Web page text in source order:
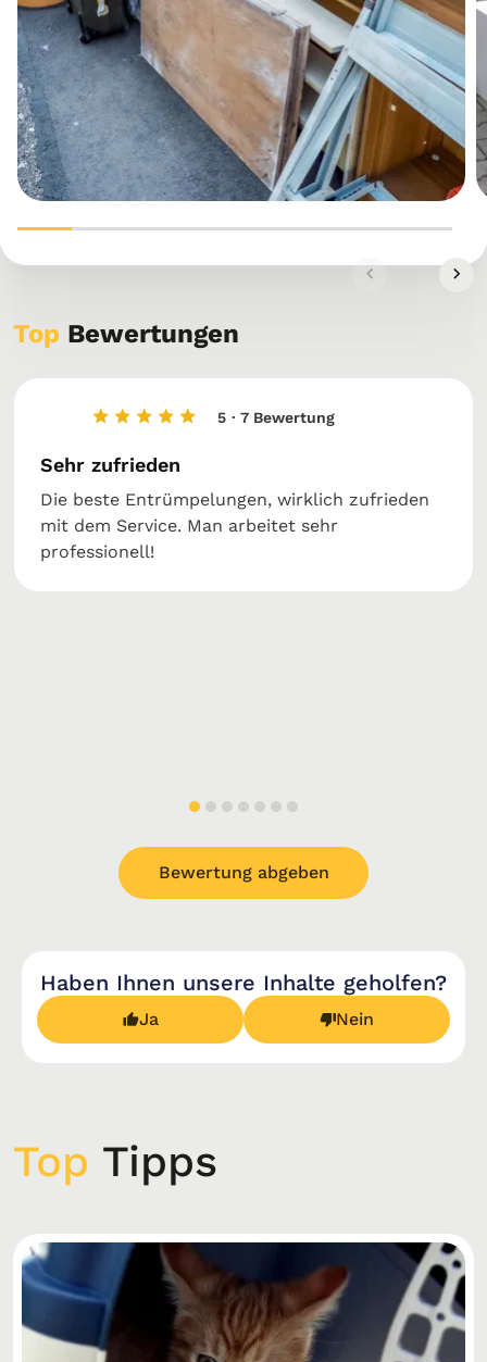
Top Bewertungen
5 · 7 Bewertung
Sehr zufrieden
Die beste Entrümpelungen, wirklich zufrieden
mit dem Service. Man arbeitet sehr
professionell!
Bewertung abgeben
Haben Ihnen unsere Inhalte geholfen?
Ja Nein
Top Tipps